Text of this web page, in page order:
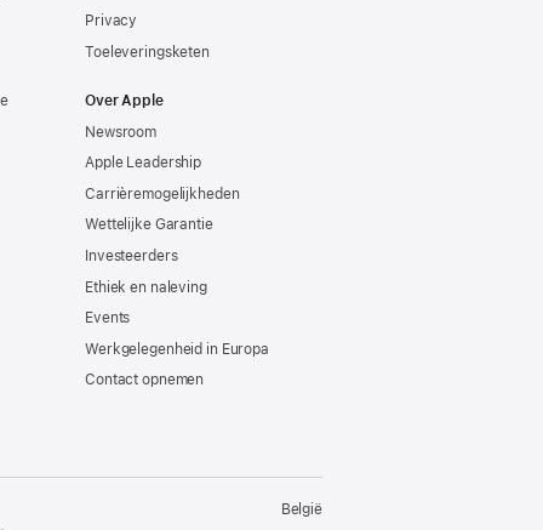
Privacy
Toeleveringsketen
Over Apple
Newsroom
Apple Leadership
Carrièremogelijkheden
Wettelijke Garantie
Investeerders
Ethiek en naleving
Events
Werkgelegenheid in Europa
Contact opnemen
België